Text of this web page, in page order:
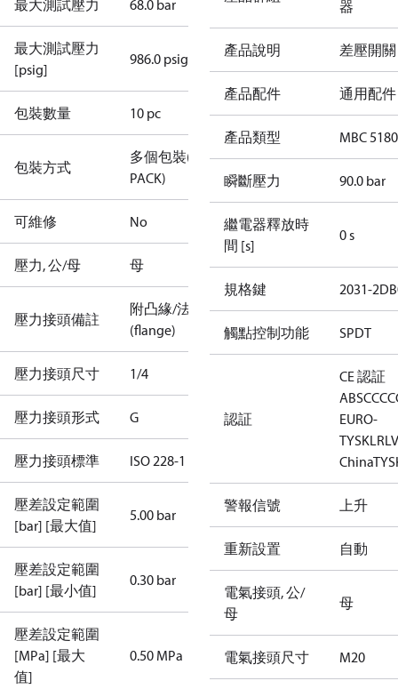
最大測試壓力 68.0 bar
最大測試壓力
[psig]
986.0 psig
包裝數量 10 pc
包裝方式
多個包裝(M-
PACK)
可維修 No
壓力, 公/母 母
壓力接頭備註
附凸緣/法蘭
(flange)
壓力接頭尺寸 1/4
壓力接頭形式 G
壓力接頭標準 ISO 228-1
壓差設定範圍
[bar] [最大值]
5.00 bar
壓差設定範圍
[bar] [最小值]
0.30 bar
壓差設定範圍
[MPa] [最大
值]
0.50 MPa
器
產品說明 差壓開關
產品配件 通用配件
產品類型 MBC 5180
瞬斷壓力 90.0 bar
繼電器釋放時
間 [s]
0 s
規格鍵 2031-
觸點控制功能 SPDT
認証
CE 認証
ABSCCC
EURO-
TYSKLR
China
警報信號 上升
重新設置 自動
電氣接頭, 公/
母
母
電氣接頭尺寸 M20